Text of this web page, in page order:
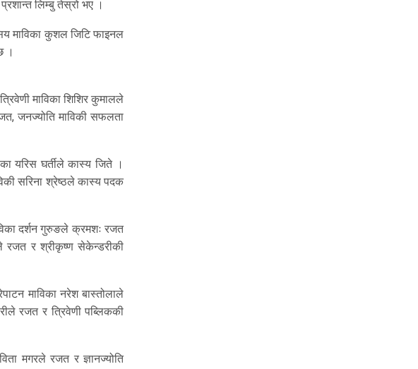
लिम्बु तेस्रो भए ।
माविका कुशल जिटि फाइनल
।
माविका शिशिर कुमालले
जनज्योति माविकी सफलता
यरिस घर्तीले कास्य जिते ।
सरिना श्रेष्ठले कास्य पदक
दर्शन गुरुङले क्रमशः रजत
रजत र श्रीकृष्ण सेकेन्डरीकी
माविका नरेश बास्तोलाले
रजत र त्रिवेणी पब्लिककी
मगरले रजत र ज्ञानज्योति